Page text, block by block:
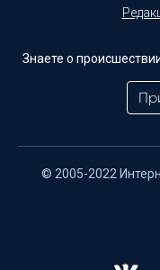
Знаете о
© 2005-2022